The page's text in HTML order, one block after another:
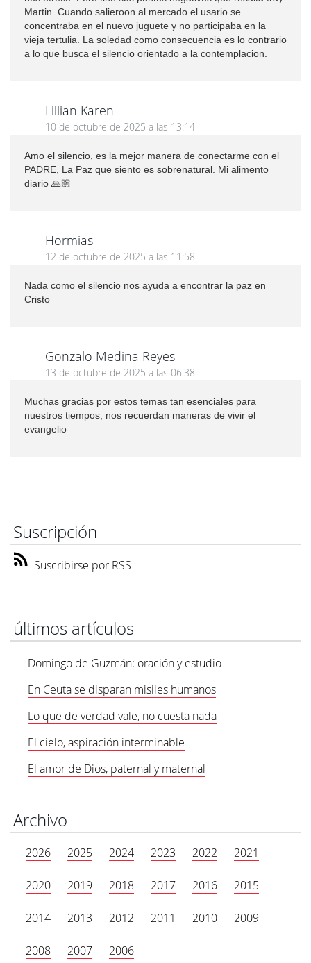
Martin. Cuando salieroon al mercado el usario se
concentraba en el nuevo juguete y no participaba en la
vieja tertulia. La soledad como consecuencia es lo contrario
a lo que busca el silencio orientado a la contemplacion.
Lillian Karen
10 de octubre de 2025 a las 13:14
Amo el silencio, es la mejor manera de conectarme con el
PADRE, La Paz que siento es sobrenatural. Mi alimento
diario 🙏🏼
Hormias
12 de octubre de 2025 a las 11:58
Nada como el silencio nos ayuda a encontrar la paz en
Cristo
Gonzalo Medina Reyes
13 de octubre de 2025 a las 06:38
Muchas gracias por estos temas tan esenciales para
nuestros tiempos, nos recuerdan maneras de vivir el
evangelio
Suscripción
Suscribirse por RSS
últimos artículos
Domingo de Guzmán: oración y estudio
En Ceuta se disparan misiles humanos
Lo que de verdad vale, no cuesta nada
El cielo, aspiración interminable
El amor de Dios, paternal y maternal
Archivo
2026 2025 2024 2023 2022 2021
2020 2019 2018 2017 2016 2015
2014 2013 2012 2011 2010 2009
2008 2007 2006